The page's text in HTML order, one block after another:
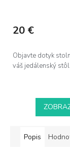
20 €
Objavte dotyk
váš jedálenský
Popis